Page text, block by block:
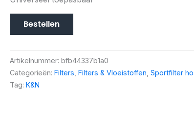
Bestellen
Artikelnummer: bfb44337b1a0
Categorieën: Filters Filters & Vloeistoffen Sportfilter
Tag: K&N